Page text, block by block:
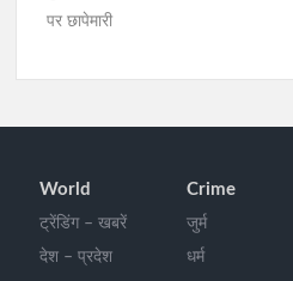
पर छापेमारी
World
ट्रेंडिंग – खबरें
देश – प्रदेश
Crime
जुर्म
धर्म